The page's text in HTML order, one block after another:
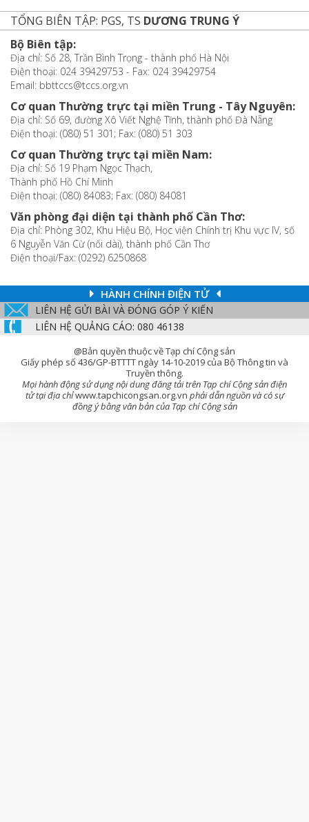
TỔNG BIÊN TẬP: PGS, TS DƯƠNG TRUNG Ý
Bộ Biên tập:
Địa chỉ: Số 28, Trần Bình Trọng - thành phố Hà Nội
Điện thoại: 024 39429753 - Fax: 024 39429754
Email: bbttccs@tccs.org.vn
Cơ quan Thường trực tại miền Trung - Tây Nguyên:
Địa chỉ: Số 69, đường Xô Viết Nghệ Tĩnh, thành phố Đà Nẵng
Điện thoại: (080) 51 301; Fax: (080) 51 303
Cơ quan Thường trực tại miền Nam:
Địa chỉ: Số 19 Phạm Ngọc Thạch,
Thành phố Hồ Chí Minh
Điện thoại: (080) 84083; Fax: (080) 84081
Văn phòng đại diện tại thành phố Cần Thơ:
Địa chỉ: Phòng 302, Khu Hiệu Bộ, Học viện Chính trị Khu vực IV, số
6 Nguyễn Văn Cừ (nối dài), thành phố Cần Thơ
Điện thoại/Fax: (0292) 6250868
HÀNH CHÍNH ĐIỆN TỬ
LIÊN HỆ GỬI BÀI VÀ ĐÓNG GÓP Ý KIẾN
LIÊN HỆ QUẢNG CÁO: 080 46138
@Bản quyền thuộc về Tạp chí Cộng sản
Giấy phép số 436/GP-BTTTT ngày 14-10-2019 của Bộ Thông tin và
Truyền thông.
Mọi hành động sử dụng nội dung đăng tải trên Tạp chí Cộng sản điện
tử tại địa chỉwww.tapchicongsan.org.vn phải dẫn nguồn và có sự
đồng ý bằng văn bản của Tạp chí Cộng sản